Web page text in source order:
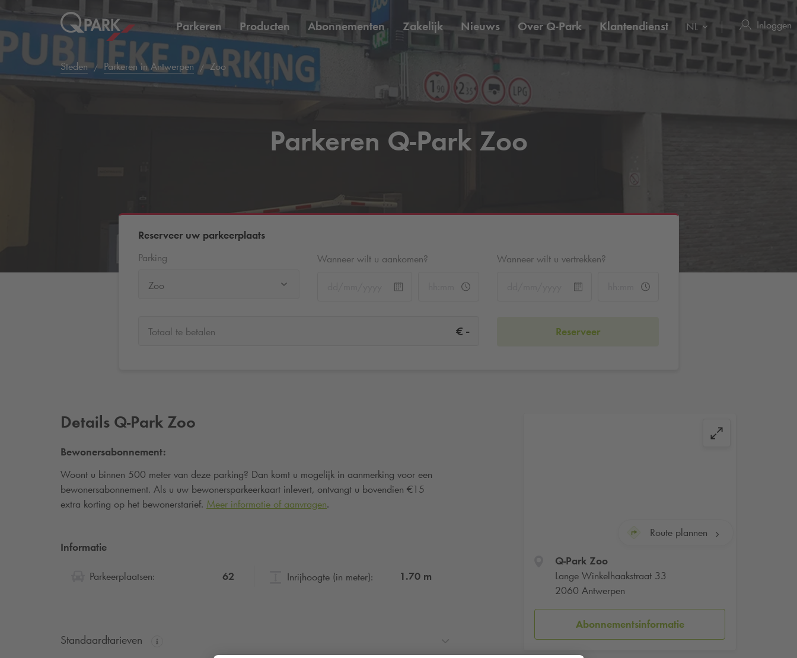
Parkeren Producten Abonnementen Zakelijk Nieuws Over Q-Park Klantendienst NL Inloggen
Steden Parkeren in Antwerpen Zoo
Parkeren Q-ParkZoo
Reserveer uw parkeerplaats
Parking
Zoo
Wanneer wilt u aankomen? Wanneer wilt u vertrekken?
Totaal te betalen € - Reserveer
Route plannen
Q-ParkZoo
Lange Winkelhaakstraat 33
2060 Antwerpen
Abonnementsinformatie
Details Q-Park Zoo
Bewonersabonnement:
Woont u binnen 500 meter van deze parking? Dan komt u mogelijk in aanmerking voor een
bewonersabonnement. Als u uw bewonersparkeerkaart inlevert, ontvangt u bovendien €15
extra korting op het bewonerstarief. Meer informatie of aanvragen.
Informatie
Parkeerplaatsen: 62 Inrijhoogte (in meter): 1.70 m
Standaardtarieven